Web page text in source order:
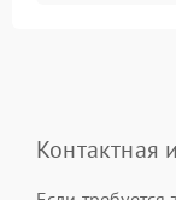
Контактная